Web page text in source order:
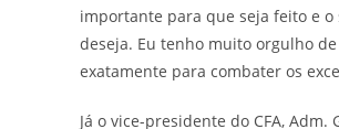
importante para que seja feito e
deseja. Eu tenho muito orgulho
exatamente para combater os
Já o vice-presidente do CFA,